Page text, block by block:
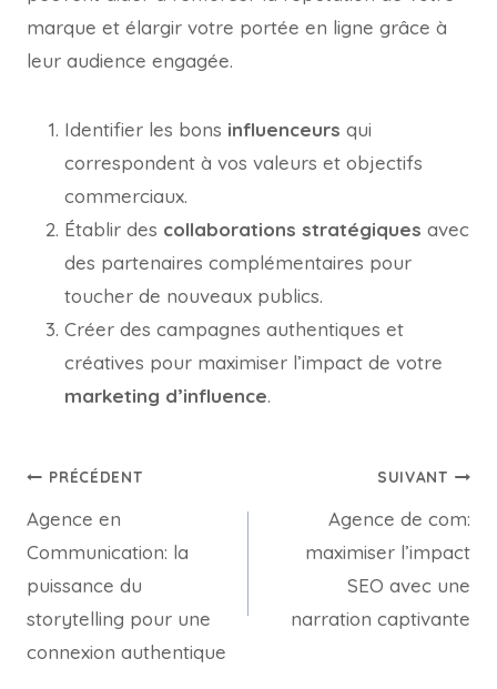
marque et élargir votre portée en ligne grâce à
leur audience engagée.
Identifier les bons influenceurs qui
correspondent à vos valeurs et objectifs
commerciaux.
Établir des collaborations stratégiques avec
des partenaires complémentaires pour
toucher de nouveaux publics.
Créer des campagnes authentiques et
créatives pour maximiser l’impact de votre
marketing d’influence.
PRÉCÉDENT
Agence en
Communication: la
puissance du
storytelling pour une
connexion authentique
SUIVANT
Agence de com:
maximiser l’impact
SEO avec une
narration captivante